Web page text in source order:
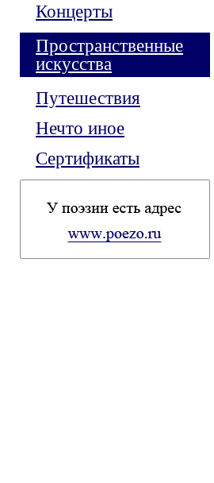
Концерты
Пространственные
искусства
Путешествия
Нечто иное
Сертификаты